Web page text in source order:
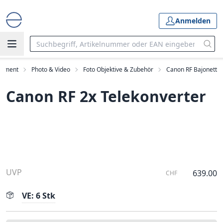
Anmelden
Photo & Video Foto Objektive & Zubehör Canon RF Bajonett
Canon RF 2x Telekonverter
UVP CHF 639.00
VE: 6 Stk